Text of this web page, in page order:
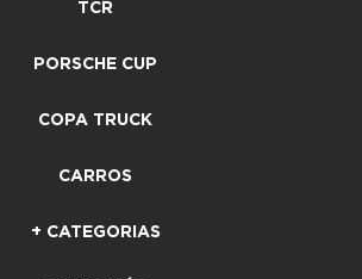
TCR
PORSCHE CUP
COPA TRUCK
CARROS
+ CATEGORIAS